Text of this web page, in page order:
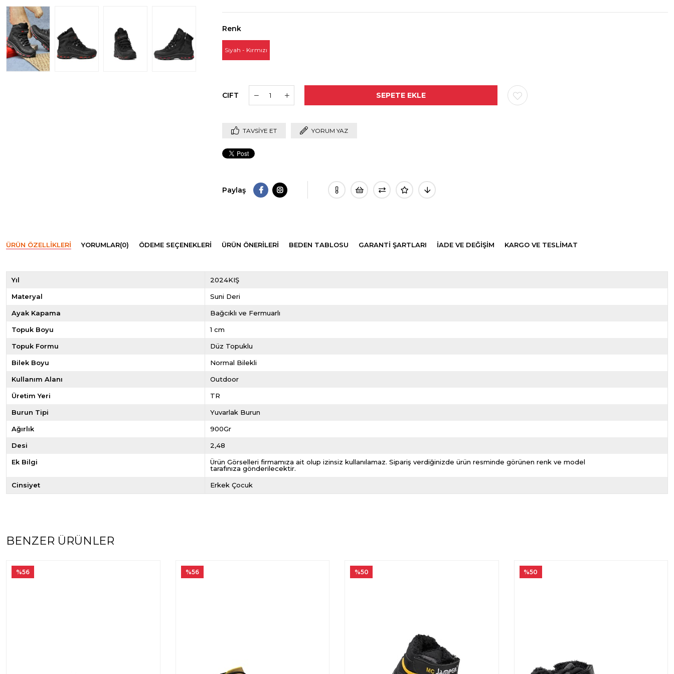
Renk
Siyah - Kırmızı
CIFT
TAVSIYE ET YORUM YAZ
Paylaş
ÜRÜN ÖZELLIKLERI YORUMLAR(0) ÖDEME SEÇENEKLERI ÜRÜN ÖNERILERI BEDEN TABLOSU GARANTİ ŞARTLARI İADE VE DEĞİŞİM KARGO VE TESLİMAT
Yıl 2024KIŞ
Materyal Suni Deri
Ayak Kapama Bağcıklı ve Fermuarlı
Topuk Boyu 1 cm
Topuk Formu Düz Topuklu
Bilek Boyu Normal Bilekli
Kullanım Alanı Outdoor
Üretim Yeri TR
Burun Tipi Yuvarlak Burun
Ağırlık 900Gr
Desi 2,48
Ek Bilgi
Ürün Görselleri firmamıza ait olup izinsiz kullanılamaz. Sipariş verdiğinizde ürün resminde görünen renk ve model
tarafınıza gönderilecektir.
Cinsiyet Erkek Çocuk
BENZER ÜRÜNLER
%56 %56 %50 %50